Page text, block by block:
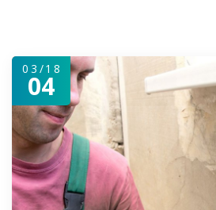
03/18
04